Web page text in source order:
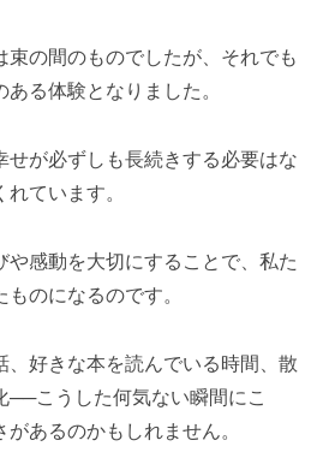
束の間のものでしたが、それでも
る体験となりました。
せが必ずしも長続きする必要はな
ています。
感動を大切にすることで、私た
のになるのです。
、好きな本を読んでいる時間、散
──こうした何気ない瞬間にこ
あるのかもしれません。